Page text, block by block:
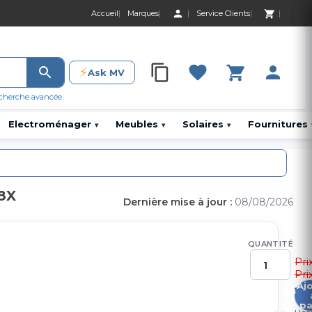
Accueil Marques Service Clients
0 Produit 0,00
avancée
⚡Ask MV 0 Produit 0,00 DH
Electroménager ▾ Meubles ▾ Solaires ▾ Fournitures
QUANTITÉ
1
Dernière mise à jour : 08/08/2026